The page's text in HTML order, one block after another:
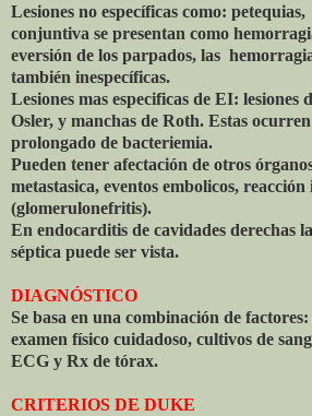
Lesiones no específicas como: petequias,
conjuntiva se presentan como
eversión de los parpados, las
también inespecíficas.
Lesiones mas especificas de EI: lesiones
Osler, y manchas de Roth. Estas
prolongado de bacteriemia.
Pueden tener afectación de otros
metastasica, eventos embolicos,
(glomerulonefritis).
En endocarditis de cavidades derechas
séptica puede ser vista.
DIAGNÓSTICO
Se basa en una combinación de
examen físico cuidadoso, cultivos de
ECG y Rx de tórax.
CRITERIOS DE DUKE